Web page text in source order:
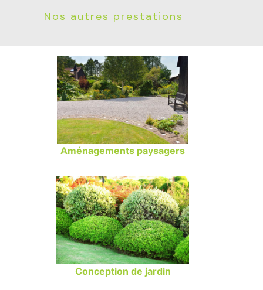
Nos autres prestations
Aménagements paysagers
Conception de jardin